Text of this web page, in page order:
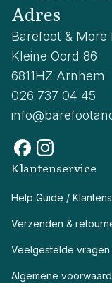
Adres
Barefoot & More
Kleine Oord 86
6811HZ Arnhem
026 737 04 45
Klantenservice
Help Guide /
Verzenden &
Veelgestelde vragen
Algemene